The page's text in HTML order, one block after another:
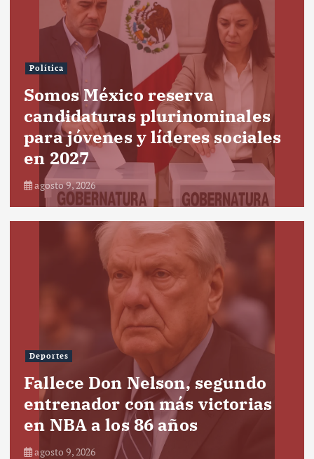
Política
Somos México reserva
candidaturas plurinominales
para jóvenes y líderes sociales
en 2027
agosto 9, 2026
Deportes
Fallece Don Nelson, segundo
entrenador con más victorias
en NBA a los 86 años
agosto 9, 2026